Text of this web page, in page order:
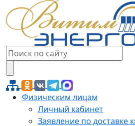
Физическим лицам
Личный кабинет
Заявление по доставке